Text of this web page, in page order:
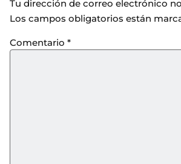
Tu dirección de correo electrónico
Los campos obligatorios están
Comentario *